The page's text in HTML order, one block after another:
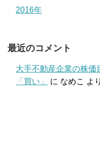
2016年
最近のコメント
大手不動産企業の株価
「買い」
に なめこ より